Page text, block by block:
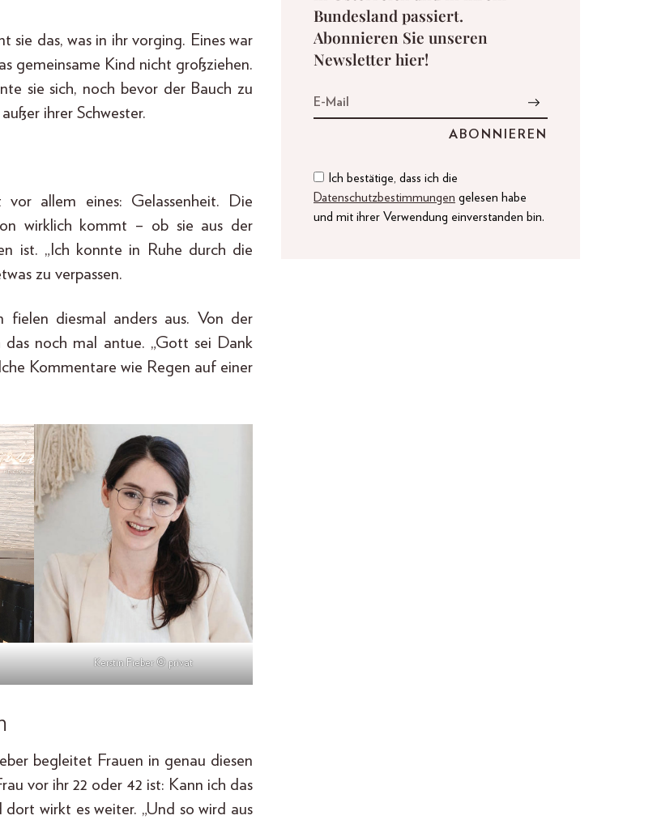
sie das, was in ihr vorging. Eines war
gemeinsame Kind nicht großziehen.
sie sich, noch bevor der Bauch zu
ihrer Schwester.
allem eines: Gelassenheit. Die
wirklich kommt – ob sie aus der
ist. „Ich konnte in Ruhe durch die
zu verpassen.
diesmal anders aus. Von der
das noch mal antue. „Gott sei Dank
Kommentare wie Regen auf einer
Kerstin Fieber © privat
begleitet Frauen in genau diesen
vor ihr 22 oder 42 ist: Kann ich das
wirkt es weiter. „Und so wird aus
Bundesland passiert.
Abonnieren Sie unseren
Newsletter hier!
Ich bestätige, dass ich die
Datenschutzbestimmungen gelesen habe
und mit ihrer Verwendung einverstanden bin.